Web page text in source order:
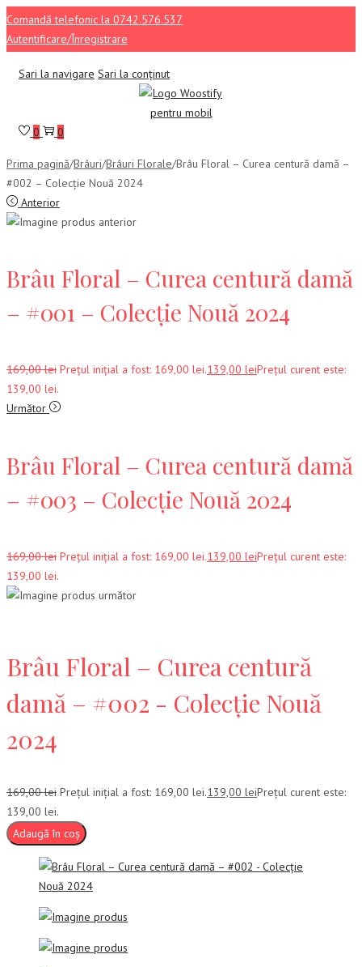
Comandă telefonic la 0742.576.537
Autentificare/Înregistrare
Sari la navigare Sari la conținut
0 0
Prima pagină/Brâuri/Brâuri Florale/Brâu Floral – Curea centură damă –
#002 – Colecție Nouă 2024
Anterior
Brâu Floral – Curea centură damă
– #001 – Colecție Nouă 2024
169,00lei Prețul inițial a fost: 169,00 lei.139,00 leiPrețul curent este:
139,00 lei.
Următor
Brâu Floral – Curea centură damă
– #003 – Colecție Nouă 2024
169,00lei Prețul inițial a fost: 169,00 lei.139,00 leiPrețul curent este:
139,00 lei.
Brâu Floral – Curea centură
damă – #002 - Colecție Nouă
2024
169,00lei Prețul inițial a fost: 169,00 lei.139,00 leiPrețul curent este:
139,00 lei.
Adaugă în coș